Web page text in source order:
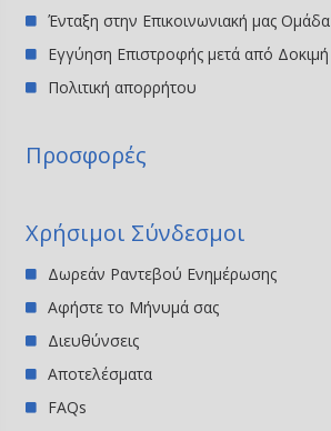
Ένταξη στην Επικοινωνιακή μας Ομάδα
Εγγύηση Επιστροφής μετά από Δοκιμή
Πολιτική απορρήτου
Προσφορές
Χρήσιμοι Σύνδεσμοι
Δωρεάν Ραντεβού Ενημέρωσης
Αφήστε το Μήνυμά σας
Διευθύνσεις
Αποτελέσματα
FAQs